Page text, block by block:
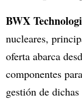
BWX
nucleares,
oferta abarca
componentes
gestión de